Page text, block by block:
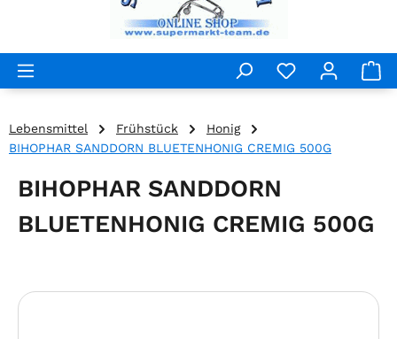
Lebensmittel Frühstück
Honig
BIHOPHAR SANDDORN BLUETENHONIG CREMIG 500G
BIHOPHAR SANDDORN
BLUETENHONIG CREMIG 500G
Bildergalerie überspringen